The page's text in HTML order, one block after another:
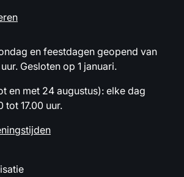
en feestdagen geopend van
Gesloten op 1 januari.
en met 24 augustus): elke dag
tot 17.00 uur.